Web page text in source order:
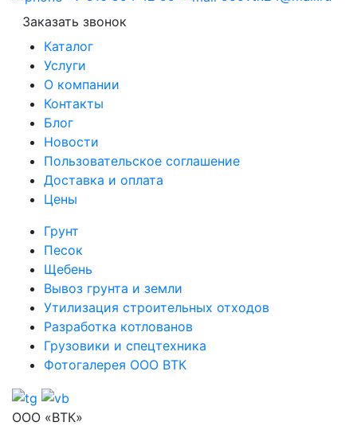
Заказать звонок
Каталог
Услуги
О компании
Контакты
Блог
Новости
Пользовательское соглашение
Доставка и оплата
Цены
Грунт
Песок
Щебень
Вывоз грунта и земли
Утилизация строительных отходов
Разработка котлованов
Грузовики и спецтехника
Фотогалерея ООО ВТК
ООО «ВТК»